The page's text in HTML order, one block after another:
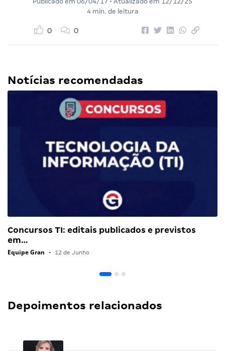
4 min. de leitura
0 0
Notícias recomendadas
Concursos TI: editais publicados e previstos
em…
Equipe Gran • 12 de Junho
Depoimentos relacionados